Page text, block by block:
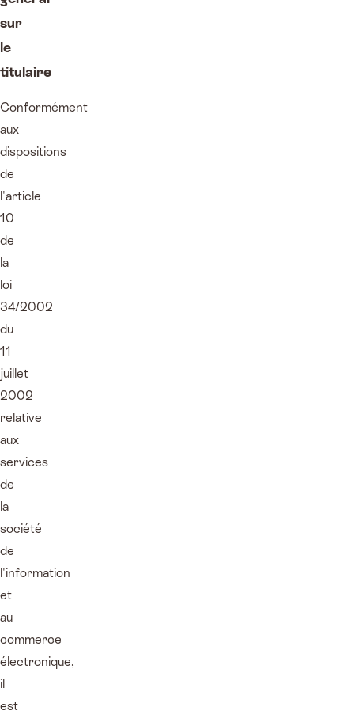
sur
le
titulaire
Conformément
aux
dispositions
de
l'article
10
de
la
loi
34/2002
du
11
juillet
2002
relative
aux
services
de
la
société
de
l'information
et
au
commerce
électronique,
il
est